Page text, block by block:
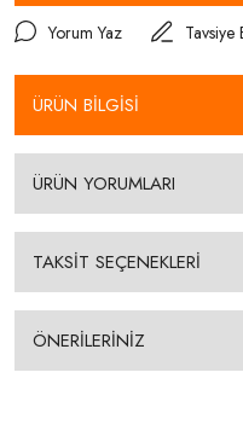
Yorum Yaz Tavsiye
ÜRÜN BİLGİSİ
ÜRÜN YORUMLARI
TAKSİT SEÇENEKLERİ
ÖNERİLERİNİZ